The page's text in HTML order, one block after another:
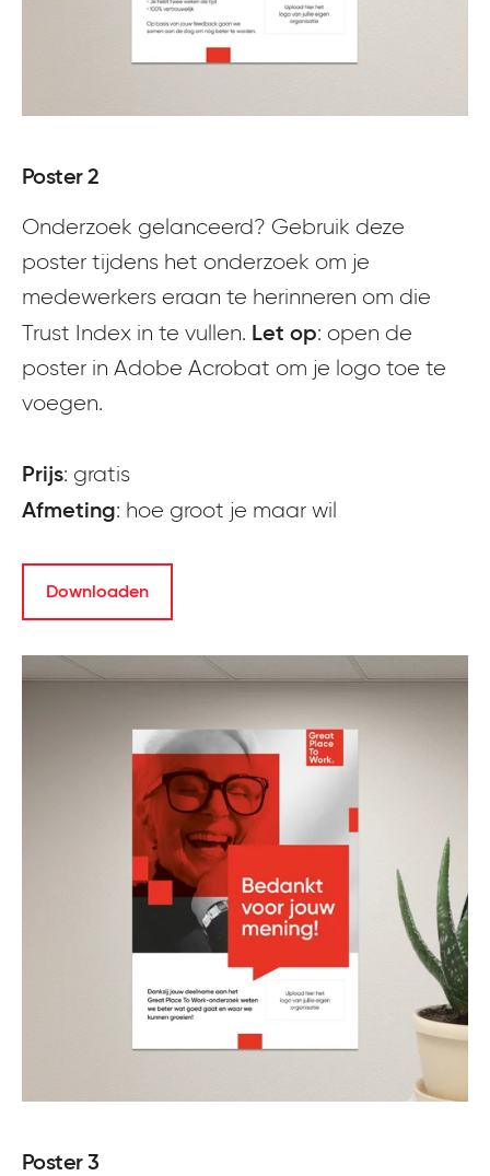
Poster 2
Onderzoek gelanceerd? Gebruik deze
poster tijdens het onderzoek om je
medewerkers eraan te herinneren om die
Trust Index in te vullen. Let op: open de
poster in Adobe Acrobat om je logo toe te
voegen.
Prijs: gratis
Afmeting: hoe groot je maar wil
Downloaden
Poster 3